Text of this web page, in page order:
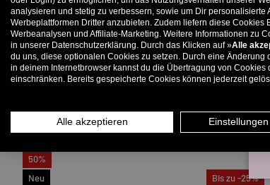
50%
Neu
OPTIONEN AUSWÄHLEN
Bis zu -25%
analysieren und stetig zu verbessern, sowie um Dir personalisierte
Werbeplattformen Dritter anzubieten. Zudem liefern diese Cookies
Werbeanalysen und Affiliate-Marketing. Weitere Informationen zu
in unserer Datenschutzerklärung. Durch das Klicken auf »Alle
du uns, diese optionalen Cookies zu setzen. Durch eine Änderung
in deinem Internetbrowser kannst du die Übertragung von Cookies
einschränken. Bereits gespeicherte Cookies können jederzeit
Alle akzeptieren